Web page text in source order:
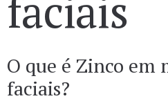
O que é Zinco em
faciais?